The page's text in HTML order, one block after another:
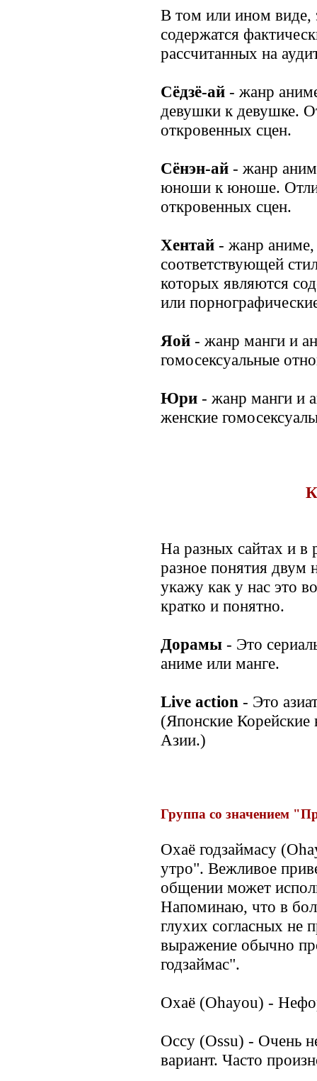
В том или ином виде,
содержатся
рассчитанных на
Сёдзё-ай - жанр
девушки к девушке.
откровенных сцен.
Сёнэн-ай - жанр
юноши к юноше.
откровенных сцен.
Хентай - жанр аниме,
соответствующей
которых являются
или
Яой - жанр манги и
гомосексуальные
Юри - жанр манги и
женские
На разных сайтах и в
разное понятия
укажу как у нас это
кратко и понятно.
Дорамы - Это
аниме или манге.
Live action - Это
(Японские
Азии.)
Группа со значением
Охаё годзаймасу
утро". Вежливое
общении может
Напоминаю, что в
глухих согласных не
выражение обычно
годзаймас".
Охаё (Ohayou) -
Оссу (Ossu) - Очень
вариант. Часто